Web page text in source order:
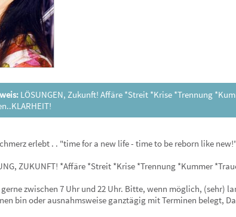
LÖSUNGEN, Zukunft! Affäre *Streit *Krise *Trennung
erlebt . . "time for a new life - time to be reborn like new!"
ZUKUNFT! *Affäre *Streit *Krise *Trennung *Kummer
zwischen 7 Uhr und 22 Uhr. Bitte, wenn möglich, (sehr)
bin oder ausnahmsweise ganztägig mit Terminen belegt,